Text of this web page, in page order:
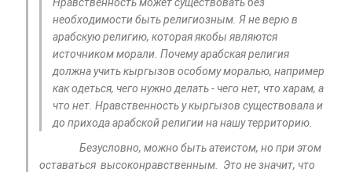
необходимости быть религиозным. Я не верю в
арабскую религию, которая якобы являются
источником морали. Почему арабская религия
должна учить кыргызов особому моралью, например
как одеться, чего нужно делать - чего нет, что харам, а
что нет. Нравственность у кыргызов существовала и
до прихода арабской религии на нашу территорию.
Безусловно, можно быть атеистом, но при этом
оставаться высоконравственным. Это не значит, что